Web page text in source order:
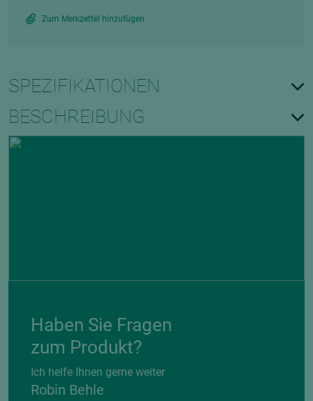
Zum Merkzettel hinzufügen
SPEZIFIKATIONEN
BESCHREIBUNG
Haben Sie Fragen
zum Produkt?
Ich helfe Ihnen gerne weiter
Robin Behle